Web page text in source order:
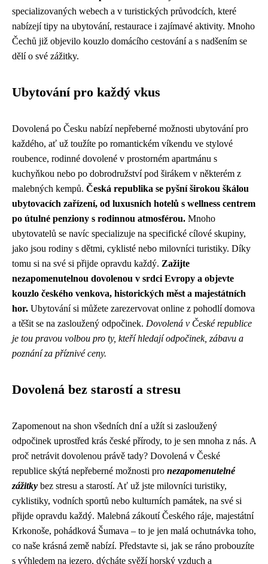
specializovaných webech a v turistických průvodcích, které
nabízejí tipy na ubytování, restaurace i zajímavé aktivity. Mnoho
Čechů již objevilo kouzlo domácího cestování a s nadšením se
dělí o své zážitky.
Ubytování pro každý vkus
Dovolená po Česku nabízí nepřeberné možnosti ubytování pro
každého, ať už toužíte po romantickém víkendu ve stylové
roubence, rodinné dovolené v prostorném apartmánu s
kuchyňkou nebo po dobrodružství pod širákem v některém z
malebných kempů. Česká republika se pyšní širokou škálou
ubytovacích zařízení, od luxusních hotelů s wellness centrem
po útulné penziony s rodinnou atmosférou. Mnoho
ubytovatelů se navíc specializuje na specifické cílové skupiny,
jako jsou rodiny s dětmi, cyklisté nebo milovníci turistiky. Díky
tomu si na své si přijde opravdu každý. Zažijte
nezapomenutelnou dovolenou v srdci Evropy a objevte
kouzlo českého venkova, historických měst a majestátních
hor. Ubytování si můžete zarezervovat online z pohodlí domova
a těšit se na zasloužený odpočinek. Dovolená v České republice
je tou pravou volbou pro ty, kteří hledají odpočinek, zábavu a
poznání za příznivé ceny.
Dovolená bez starostí a stresu
Zapomenout na shon všedních dní a užít si zasloužený
odpočinek uprostřed krás české přírody, to je sen mnoha z nás. A
proč netrávit dovolenou právě tady? Dovolená v České
republice skýtá nepřeberné možnosti pro nezapomenutelné
zážitky bez stresu a starostí. Ať už jste milovníci turistiky,
cyklistiky, vodních sportů nebo kulturních památek, na své si
přijde opravdu každý. Malebná zákoutí Českého ráje, majestátní
Krkonoše, pohádková Šumava – to je jen malá ochutnávka toho,
co naše krásná země nabízí. Představte si, jak se ráno probouzíte
s výhledem na jezero, dýcháte svěží horský vzduch a